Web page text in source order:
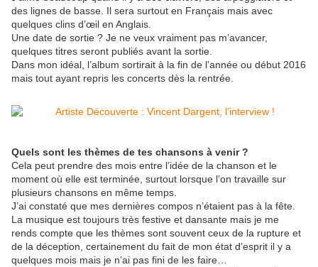
des lignes de basse. Il sera surtout en Français mais avec
quelques clins d’œil en Anglais.
Une date de sortie ? Je ne veux vraiment pas m’avancer,
quelques titres seront publiés avant la sortie.
Dans mon idéal, l’album sortirait à la fin de l’année ou début 2016
mais tout ayant repris les concerts dès la rentrée.
Quels sont les thèmes de tes chansons à venir ?
Cela peut prendre des mois entre l’idée de la chanson et le
moment où elle est terminée, surtout lorsque l’on travaille sur
plusieurs chansons en même temps.
J’ai constaté que mes dernières compos n’étaient pas à la fête.
La musique est toujours très festive et dansante mais je me
rends compte que les thèmes sont souvent ceux de la rupture et
de la déception, certainement du fait de mon état d’esprit il y a
quelques mois mais je n’ai pas fini de les faire…